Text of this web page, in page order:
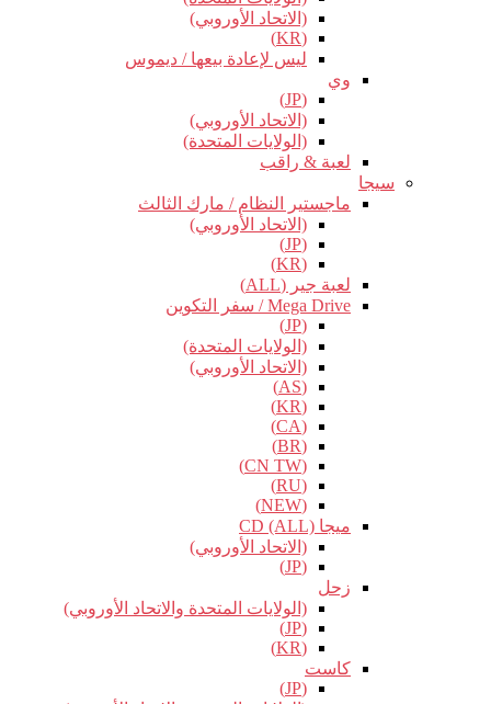
(الاتحاد الأوروبي)
(KR)
ليس لإعادة بيعها / ديموس
وي
(JP)
(الاتحاد الأوروبي)
(الولايات المتحدة)
لعبة & راقب
سيجا
ماجستير النظام / مارك الثالث
(الاتحاد الأوروبي)
(JP)
(KR)
لعبة جير (ALL)
Mega Drive / سفر التكوين
(JP)
(الولايات المتحدة)
(الاتحاد الأوروبي)
(AS)
(KR)
(CA)
(BR)
(CN TW)
(RU)
(NEW)
ميجا CD (ALL)
(الاتحاد الأوروبي)
(JP)
زحل
(الولايات المتحدة والاتحاد الأوروبي)
(JP)
(KR)
كاست
(JP)